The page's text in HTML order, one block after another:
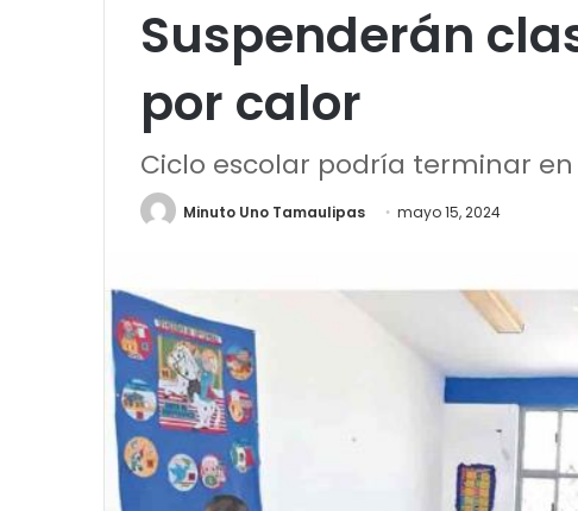
Suspenderán
por calor
Ciclo escolar podría terminar
Minuto Uno Tamaulipas mayo 15, 2024